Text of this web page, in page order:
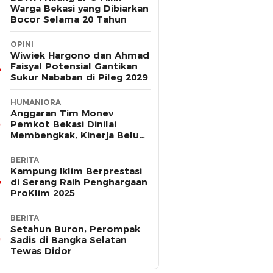
Warga Bekasi yang Dibiarkan
Bocor Selama 20 Tahun
OPINI
Wiwiek Hargono dan Ahmad
Faisyal Potensial Gantikan
Sukur Nababan di Pileg 2029
HUMANIORA
Anggaran Tim Monev
Pemkot Bekasi Dinilai
Membengkak, Kinerja Belum
Terbukti Efektif
BERITA
Kampung Iklim Berprestasi
di Serang Raih Penghargaan
ProKlim 2025
BERITA
Setahun Buron, Perompak
Sadis di Bangka Selatan
Tewas Didor